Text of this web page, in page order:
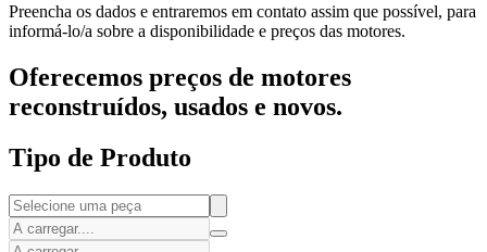
Preencha os dados e entraremos em contato assim que possível, para
informá-lo/a sobre a disponibilidade e preços das motores.
Oferecemos preços de motores
reconstruídos, usados e novos.
Tipo de Produto